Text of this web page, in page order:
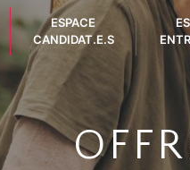
ESPACE
CANDIDAT.E.S